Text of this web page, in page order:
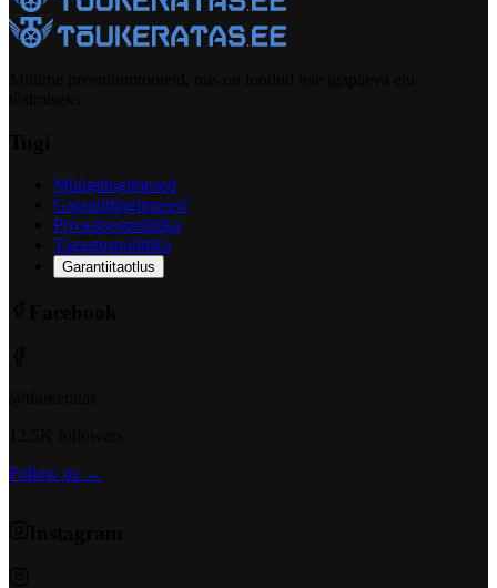
Müügitingimused
Garantiitingimused
Privaatsuspoliitika
Tagastuspoliitika
Garantiitaotlus
Follow us →